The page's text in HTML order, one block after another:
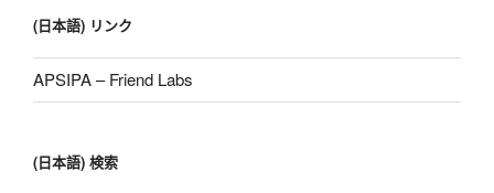
(日本語) リンク
APSIPA – Friend Labs
(日本語) 検索